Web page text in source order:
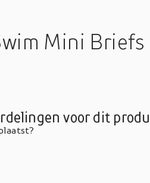
Mini
voor dit